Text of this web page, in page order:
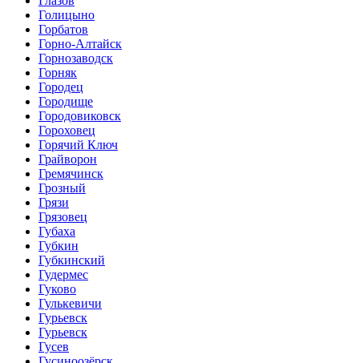
Голицыно
Горбатов
Горно-Алтайск
Горнозаводск
Горняк
Городец
Городище
Городовиковск
Гороховец
Горячий Ключ
Грайворон
Гремячинск
Грозный
Грязи
Грязовец
Губаха
Губкин
Губкинский
Гудермес
Гуково
Гулькевичи
Гурьевск
Гурьевск
Гусев